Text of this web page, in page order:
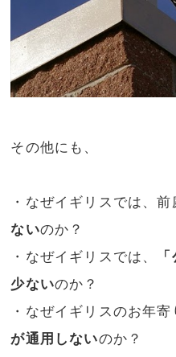
その他にも、
・なぜイギリスでは、前
ないのか？
・なぜイギリスでは、
少ないのか？
・なぜイギリスのお年寄
が通用しないのか？